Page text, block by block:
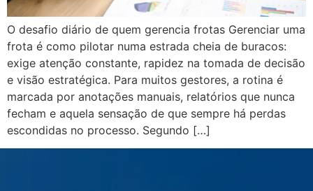
O desafio diário de quem gerencia frotas Gerenciar uma
frota é como pilotar numa estrada cheia de buracos:
exige atenção constante, rapidez na tomada de decisão
e visão estratégica. Para muitos gestores, a rotina é
marcada por anotações manuais, relatórios que nunca
fecham e aquela sensação de que sempre há perdas
escondidas no processo. Segundo […]